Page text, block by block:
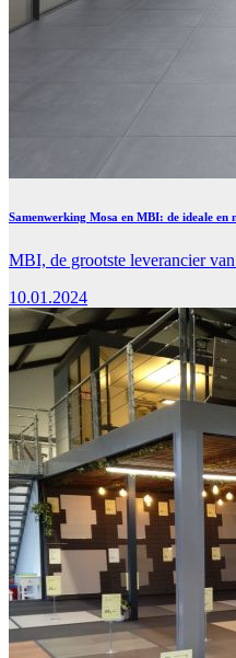
Samenwerking Mosa en MBI: de ideale en
MBI, de grootste leverancier
10.01.2024